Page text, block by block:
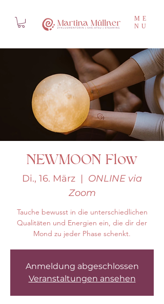
ME
NU
NEWMOON Flow
Di., 16. März
  |
ONLINE via
Zoom
Tauche bewusst in die unterschiedlichen
Qualitäten und Energien ein, die dir der
Mond zu jeder Phase schenkt.
Anmeldung abgeschlossen
Veranstaltungen ansehen